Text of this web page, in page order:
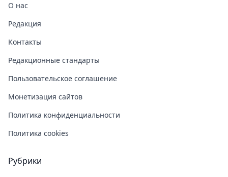
О нас
Редакция
Контакты
Редакционные стандарты
Пользовательское соглашение
Монетизация сайтов
Политика конфиденциальности
Политика cookies
Рубрики